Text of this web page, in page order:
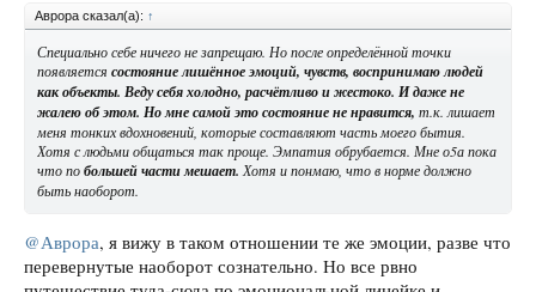
Аврора сказал(а): ↑
Специально себе ничего не запрещаю. Но после определённой точки
появляется состояние лишённое эмоций, чувств, воспринимаю людей
как объекты. Веду себя холодно, расчётливо и жестоко. И даже не
жалею об этом. Но мне самой это состояние не нравится, т.к. лишает
меня тонких вдохновений, которые составляют часть моего бытия.
Хотя с людьми общаться так проще. Эмпатия обрубается. Мне о5а пока
что побольшей части мешает.Хотя и понмаю, что в норме должно
быть наоборот.
@Аврора, я вижу в таком отношении те же эмоции, разве что
перевернутые наоборот сознательно. Но все рвно